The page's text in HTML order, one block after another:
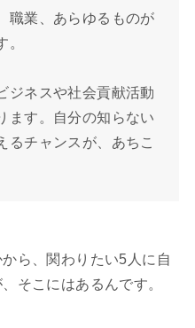
職業、あらゆるものが
。
ジネスや社会貢献活動
ます。自分の知らない
るチャンスが、あちこ
ら、関わりたい5人に自
そこにはあるんです。